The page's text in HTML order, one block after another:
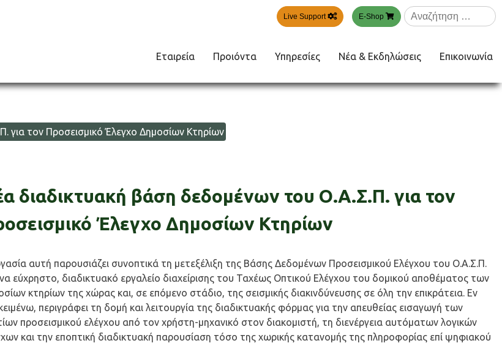
Live Support E-Shop
Αναζήτηση
για:
Εταιρεία Προιόντα Υπηρεσίες Νέα & Εκδηλώσεις Επικοινωνία
τον Προσεισμικό Έλεγχο Δημοσίων Κτηρίων
διαδικτυακή βάση δεδομένων του Ο.Α.Σ.Π. για τον
Έλεγχο Δημοσίων Κτηρίων
αυτή παρουσιάζει συνοπτικά τη μετεξέλιξη της Βάσης Δεδομένων Προσεισμικού Ελέγχου του Ο.Α.Σ.Π.
εύχρηστο, διαδικτυακό εργαλείο διαχείρισης του Ταχέως Οπτικού Ελέγχου του δομικού αποθέματος των
κτηρίων της χώρας και, σε επόμενο στάδιο, της σεισμικής διακινδύνευσης σε όλη την επικράτεια. Εν
περιγράφει τη δομή και λειτουργία της διαδικτυακής φόρμας για την απευθείας εισαγωγή των
προσεισμικού ελέγχου από τον χρήστη-μηχανικό στον διακομιστή, τη διενέργεια αυτόματων λογικών
και την εποπτική διαδικτυακή παρουσίαση τόσο της χωρικής κατανομής της πληροφορίας επί ψηφιακού